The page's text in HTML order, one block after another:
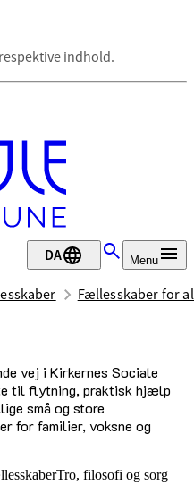
indhold.
DA Menu
Fællesskaber for
vej i Kirkernes Sociale
til flytning, praktisk hjælp
små og store
for familier, voksne og
Tro, filosofi og sorg